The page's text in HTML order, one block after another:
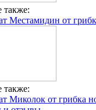
также:
Местамидин от
также:
Миколок от грибка